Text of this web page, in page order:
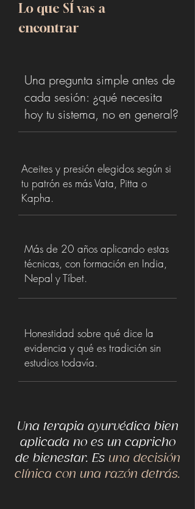
Lo que SÍ vas a
encontrar
Una pregunta simple antes de
cada sesión: ¿qué necesita
hoy tu sistema, no en general?
Aceites y presión elegidos según si
tu patrón es más Vata, Pitta o
Kapha.
Más de 20 años aplicando estas
técnicas, con formación en India,
Nepal y Tíbet.
Honestidad sobre qué dice la
evidencia y qué es tradición sin
estudios todavía.
Una terapia ayurvédica bien
aplicada no es un capricho
de bienestar. Es una decisión
clínica con una razón detrás.